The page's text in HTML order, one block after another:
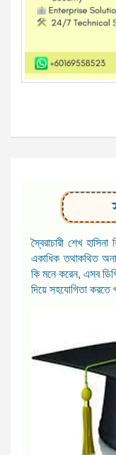
স্বৈরাচারী শেখ
একাধিক তথাকথিত
কি মনে করেন, এসব
দিয়ে সহযোগিতা